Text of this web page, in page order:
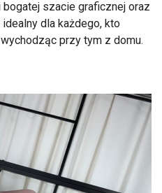
szacie graficznej oraz
dla każdego, kto
przy tym z domu.